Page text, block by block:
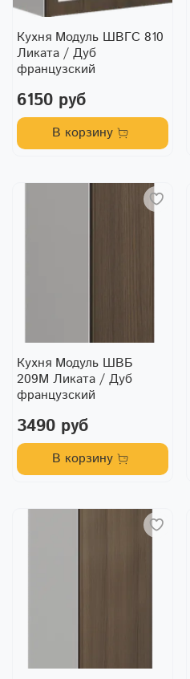
Кухня Модуль ШВГС 810
Ликата / Дуб
французский
6150 руб
В корзину
Кухня Модуль ШВБ
209М Ликата / Дуб
французский
3490 руб
В корзину